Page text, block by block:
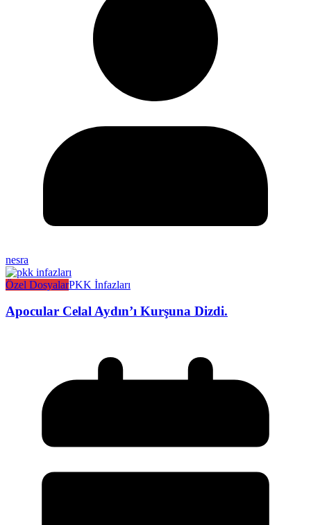
nesra
Özel DosyalarPKK İnfazları
Apocular Celal Aydın’ı Kurşuna Dizdi.